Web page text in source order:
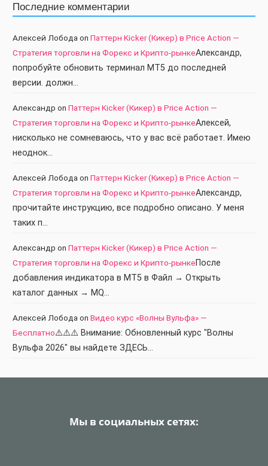
Последние комментарии
Алексей Лобода on Паттерн Kicker (Кикер) в Price Action —
Стратегия торговли на Форекс и Крипто-рынкеАлександр,
попробуйте обновить терминал МТ5 до последней
версии. должн…
Александр on Паттерн Kicker (Кикер) в Price Action —
Стратегия торговли на Форекс и Крипто-рынкеАлексей,
нисколько не сомневаюсь, что у вас всё работает. Имею
неоднок…
Алексей Лобода on Паттерн Kicker (Кикер) в Price Action —
Стратегия торговли на Форекс и Крипто-рынкеАлександр,
прочитайте инструкцию, все подробно описано. У меня
таких п…
Александр on Паттерн Kicker (Кикер) в Price Action —
Стратегия торговли на Форекс и Крипто-рынкеПосле
добавления индикатора в МТ5 в Файл → Открыть
каталог данных → MQ…
Алексей Лобода on Видео курс «Волны Вульфа» —
Бесплатно⚠️⚠️⚠️ Внимание: Обновленный курс "Волны
Вульфа 2026" вы найдете ЗДЕСЬ…
Мы в социальных сетях: